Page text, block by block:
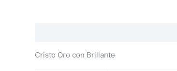
Cristo Oro con Brillante